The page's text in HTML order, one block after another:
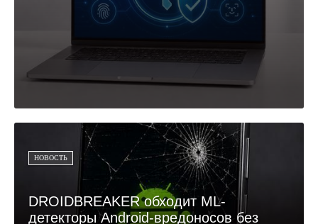
НОВОСТЬ
DROIDBREAKER обходит ML-
детекторы Android-вредоносов без